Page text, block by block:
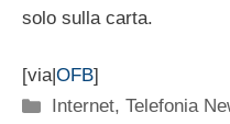
solo sulla carta.
[via|OFB]
Categorie
Internet,Telefonia